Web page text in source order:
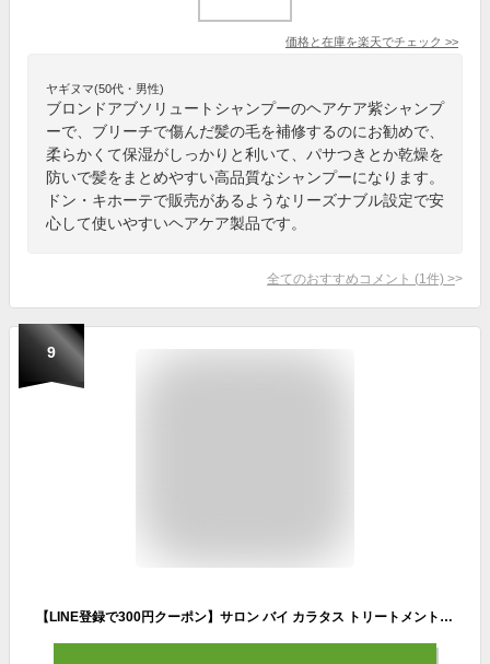
価格と在庫を楽天でチェック >>
ヤギヌマ(50代・男性)
ブロンドアブソリュートシャンプーのヘアケア紫シャンプ
ーで、ブリーチで傷んだ髪の毛を補修するのにお勧めで、
柔らかくて保湿がしっかりと利いて、パサつきとか乾燥を
防いで髪をまとめやすい高品質なシャンプーになります。
ドン・キホーテで販売があるようなリーズナブル設定で安
心して使いやすいヘアケア製品です。
全てのおすすめコメント (1 件) >
9
【LINE登録で300円クーポン】サロン バイ カラタス トリートメント 100ml|シルバー sv ピンク pk パープル pr ネイビー Nv ムラシャン ムラサキシャンプー カラーシャンプー カラートリートメント ブリーチ ハイトーン ダブルカラー デザインカラー 黄ばみ 褪色